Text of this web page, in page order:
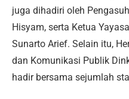
juga dihadiri oleh
Hisyam, serta Ketua
Sunarto Arief. Selain itu,
dan Komunikasi Publik
hadir bersama sejumlah